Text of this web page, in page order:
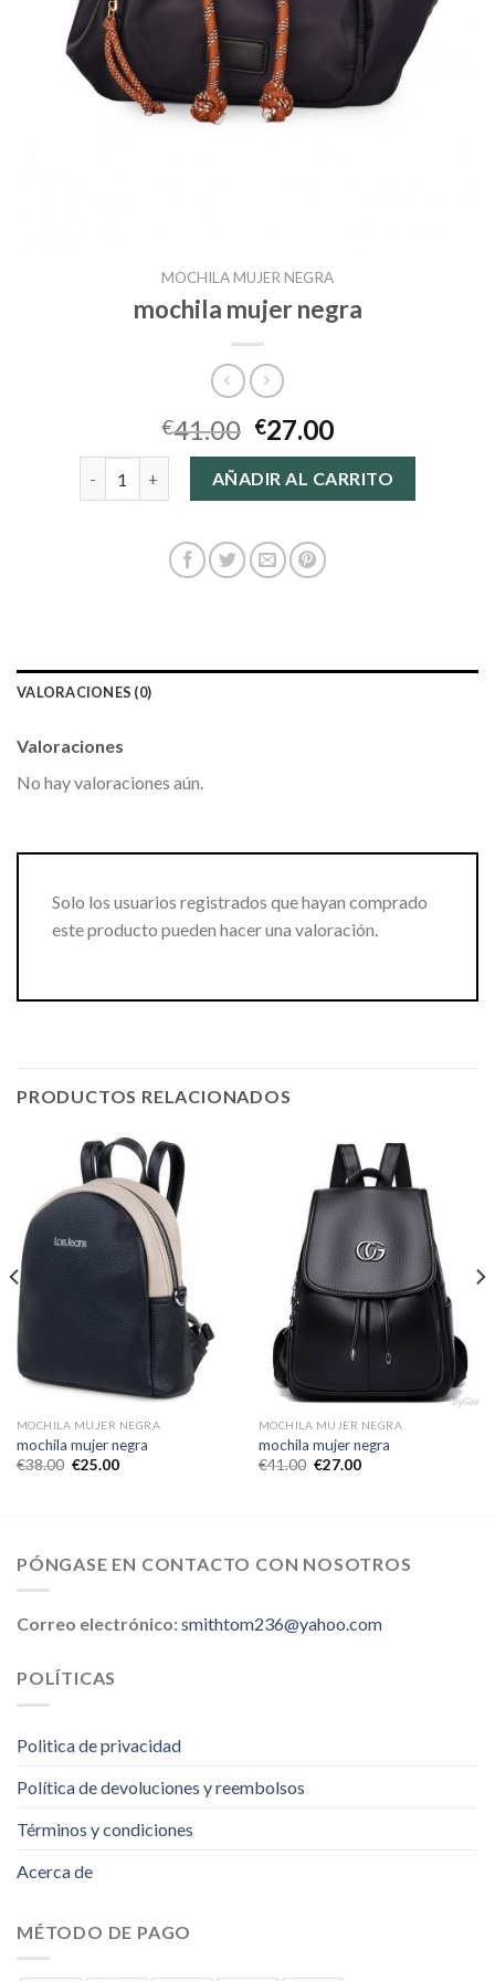
MOCHILA MUJER NEGRA
mochila mujer negra
€41.00 €27.00
mochila mujer negra cantidadAÑADIR AL CARRITO
VALORACIONES (0)
Valoraciones
No hay valoraciones aún.
Solo los usuarios registrados que hayan comprado
este producto pueden hacer una valoración.
PRODUCTOS RELACIONADOS
MOCHILA MUJER NEGRA
mochila mujer negra
€38.00 €25.00
MOCHILA MUJER NEGRA
mochila mujer negra
€41.00 €27.00
PÓNGASE EN CONTACTO CON NOSOTROS
Correo electrónico:smithtom236@yahoo.com
POLÍTICAS
Politica de privacidad
Política de devoluciones y reembolsos
Términos y condiciones
Acerca de
MÉTODO DE PAGO